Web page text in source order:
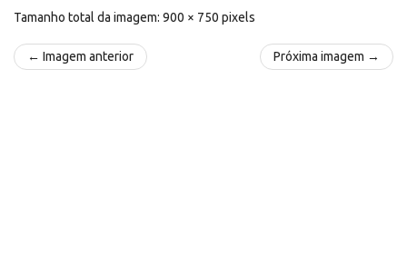
Tamanho total da imagem: 900 × 750 pixels
← Imagem anterior Próxima imagem →